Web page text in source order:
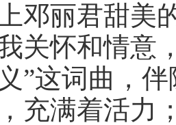
邓丽君甜美
关怀和情意
”这词曲，
充满着活力